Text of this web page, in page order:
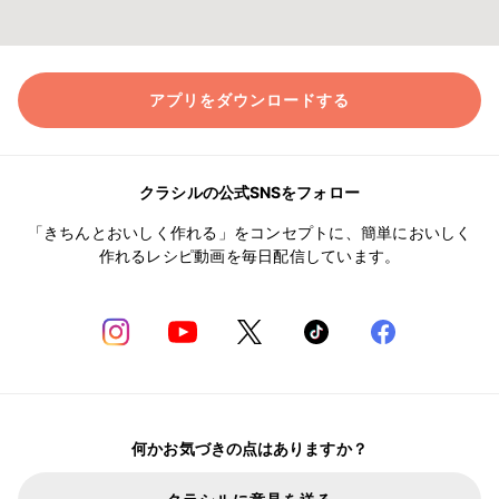
アプリをダウンロードする
クラシルの公式SNSをフォロー
「きちんとおいしく作れる」をコンセプトに、簡単においしく
作れるレシピ動画を毎日配信しています。
何かお気づきの点はありますか？